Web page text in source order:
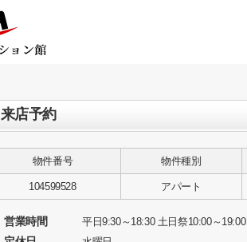
来店予約
物件番号 物件種別
104599528 アパート
営業時間 平日9:30～18:30 土日祭10:00～19:00